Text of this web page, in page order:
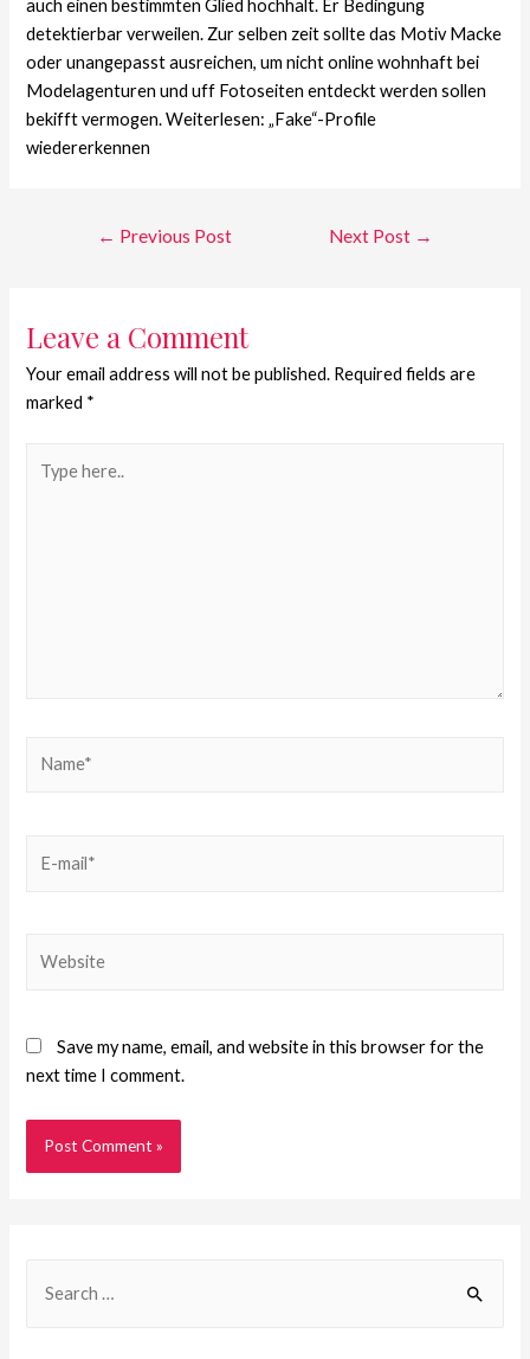
auch einen bestimmten Glied hochhalt. Er Bedingung
detektierbar verweilen. Zur selben zeit sollte das Motiv Macke
oder unangepasst ausreichen, um nicht online wohnhaft bei
Modelagenturen und uff Fotoseiten entdeckt werden sollen
bekifft vermogen. Weiterlesen: „Fake“-Profile
wiedererkennen
← Previous Post Next Post →
Leave a Comment
Your email address will not be published. Required fields are
marked *
Save my name, email, and website in this browser for the
next time I comment.